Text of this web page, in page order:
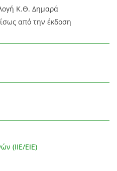
Κ.Θ. Δημαρά
από την έκδοση
(ΙΙΕ/ΕΙΕ)